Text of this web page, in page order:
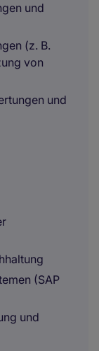
und
(z. B.
von
und
(SAP
und